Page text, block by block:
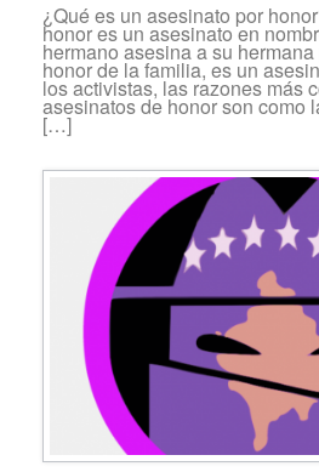
¿Qué es un asesinato por
honor es un asesinato en
hermano asesina a su
honor de la familia, es un
los activistas, las razones más
asesinatos de honor son como
[…]